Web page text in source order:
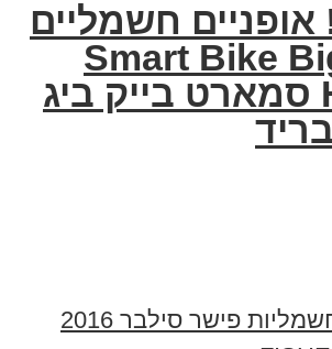
חשמליים
Smart Bike
Hybrid סמארט בייק ביג